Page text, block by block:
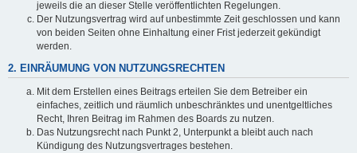
jeweils die an dieser Stelle veröffentlichten Regelungen.
Der Nutzungsvertrag wird auf unbestimmte Zeit geschlossen und kann
von beiden Seiten ohne Einhaltung einer Frist jederzeit gekündigt
werden.
2. EINRÄUMUNG VON NUTZUNGSRECHTEN
Mit dem Erstellen eines Beitrags erteilen Sie dem Betreiber ein
einfaches, zeitlich und räumlich unbeschränktes und unentgeltliches
Recht, Ihren Beitrag im Rahmen des Boards zu nutzen.
Das Nutzungsrecht nach Punkt 2, Unterpunkt a bleibt auch nach
Kündigung des Nutzungsvertrages bestehen.